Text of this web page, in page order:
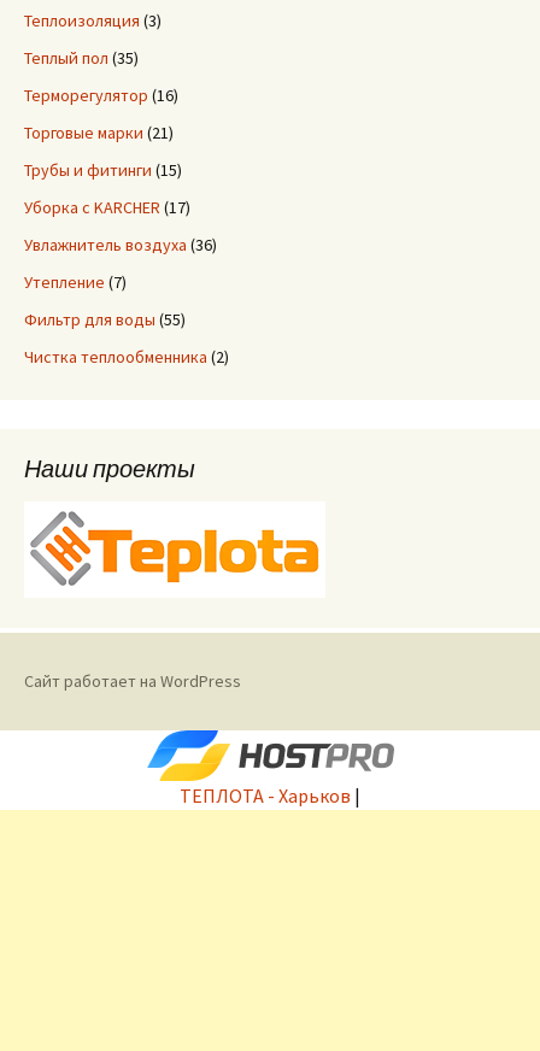
Теплоизоляция (3)
Теплый пол (35)
Терморегулятор (16)
Торговые марки (21)
Трубы и фитинги (15)
Уборка с KARCHER (17)
Увлажнитель воздуха (36)
Утепление (7)
Фильтр для воды (55)
Чистка теплообменника (2)
Наши проекты
Сайт работает на WordPress
ТЕПЛОТА - Харьков |